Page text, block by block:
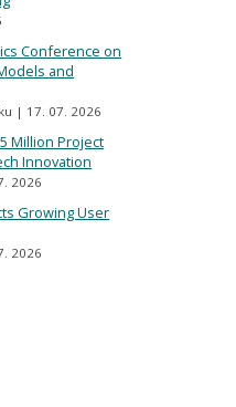
Conference on
and
17. 07. 2026
Million Project
Innovation
2026
Growing User
2026